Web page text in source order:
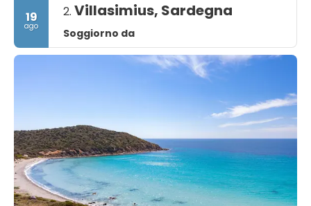
19
ago
2. Villasimius, Sardegna
Soggiorno da